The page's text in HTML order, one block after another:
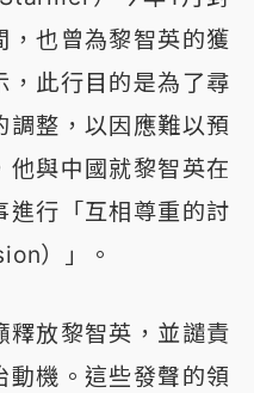
，也曾為黎智英的獲
，此行目的是為了尋
調整，以因應難以預
他與中國就黎智英在
進行「互相尊重的討
）」。
釋放黎智英，並譴責
動機。這些發聲的領